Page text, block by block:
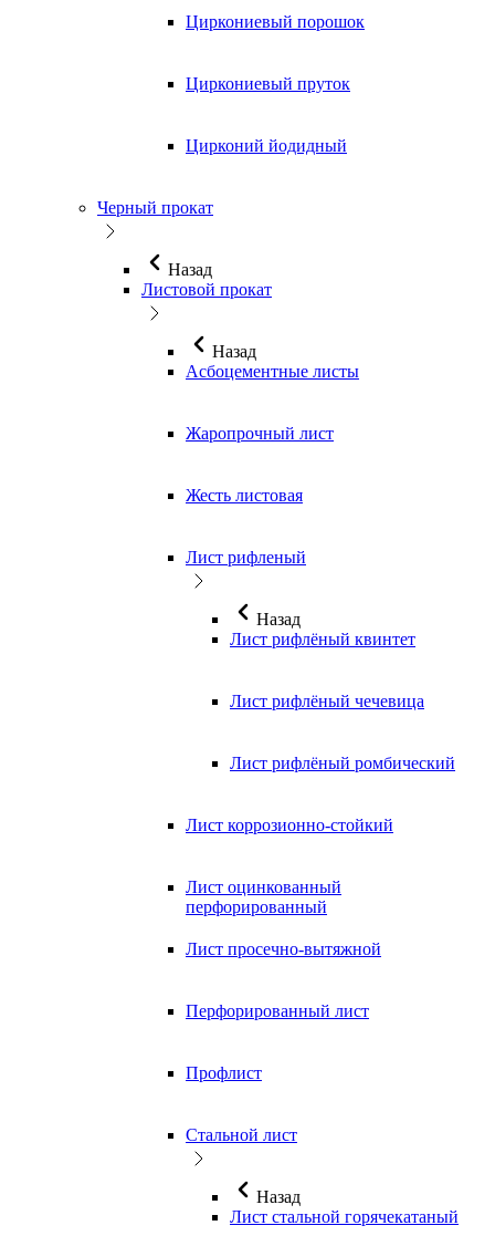
Циркониевый порошок
Циркониевый пруток
Цирконий йодидный
Черный прокат
Назад
Листовой прокат
Назад
Асбоцементные листы
Жаропрочный лист
Жесть листовая
Лист рифленый
Назад
Лист рифлёный квинтет
Лист рифлёный чечевица
Лист рифлёный ромбический
Лист коррозионно-стойкий
Лист оцинкованный
перфорированный
Лист просечно-вытяжной
Перфорированный лист
Профлист
Стальной лист
Назад
Лист стальной горячекатаный